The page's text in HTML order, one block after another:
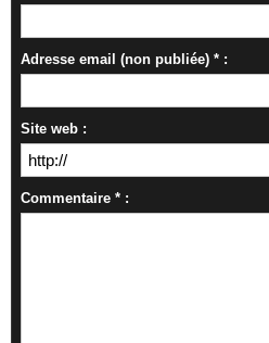
Adresse email (non publiée) * :
Site web :
Commentaire * :